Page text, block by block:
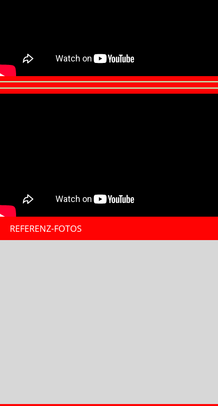
REFERENZ-FOTOS